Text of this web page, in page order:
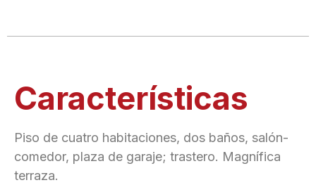
Características
Piso de cuatro habitaciones, dos baños, salón-
comedor, plaza de garaje; trastero. Magnífica
terraza.